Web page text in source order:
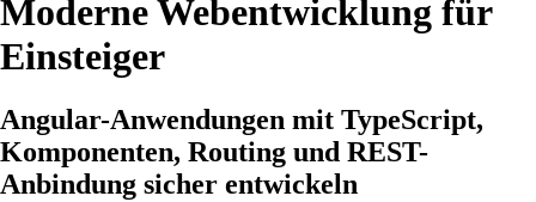
Moderne Webentwicklung für
Einsteiger
Angular-Anwendungen mit TypeScript,
Komponenten, Routing und REST-
Anbindung sicher entwickeln